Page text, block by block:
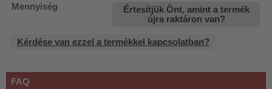
Mennyiség
Értesítjük Önt, amint a termék
újra raktáron van?
Kérdése van ezzel a termékkel kapcsolatban?
FAQ